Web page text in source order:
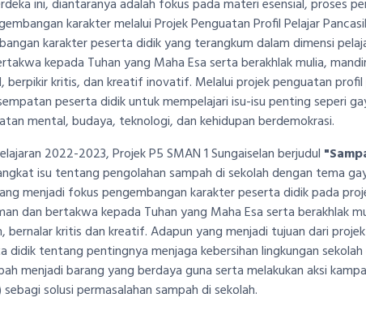
ini, diantaranya adalah fokus pada materi esensial, proses
karakter melalui Projek Penguatan Profil Pelajar
karakter peserta didik yang terangkum dalam dimensi
kepada Tuhan yang Maha Esa serta berakhlak mulia,
berpikir kritis, dan kreatif inovatif. Melalui projek penguatan profil
peserta didik untuk mempelajari isu-isu penting seperi
mental, budaya, teknologi, dan kehidupan berdemokrasi.
2022-2023, Projek P5 SMAN 1 Sungaiselan berjudul
isu tentang pengolahan sampah di sekolah dengan tema
menjadi fokus pengembangan karakter peserta didik pada
dan bertakwa kepada Tuhan yang Maha Esa serta berakhlak
bernalar kritis dan kreatif. Adapun yang menjadi tujuan dari
didik tentang pentingnya menjaga kebersihan lingkungan
menjadi barang yang berdaya guna serta melakukan aksi
solusi permasalahan sampah di sekolah.